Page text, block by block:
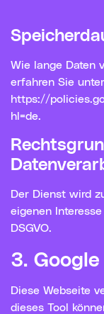
Wie lange Daten
erfahren Sie unter
https://
hl=de.
Der Dienst wird
eigenen
DSGVO.
3.
Diese Webseite
dieses Tool